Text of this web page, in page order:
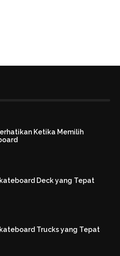
Ketika Memilih
Deck yang Tepat
Trucks yang Tepat